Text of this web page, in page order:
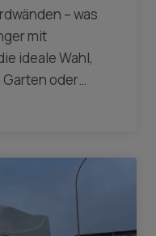
– was
mit
ideale Wahl,
Garten oder…